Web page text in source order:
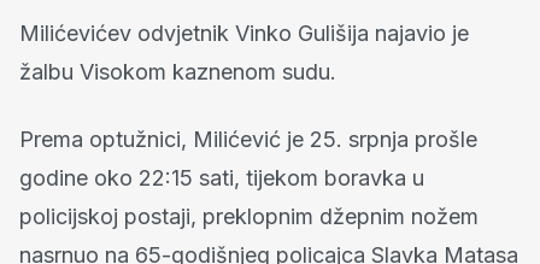
Milićevićev odvjetnik Vinko Gulišija najavio je
žalbu Visokom kaznenom sudu.
Prema optužnici, Milićević je 25. srpnja prošle
godine oko 22:15 sati, tijekom boravka u
policijskoj postaji, preklopnim džepnim nožem
nasrnuo na 65-godišnjeg policajca Slavka Matasa